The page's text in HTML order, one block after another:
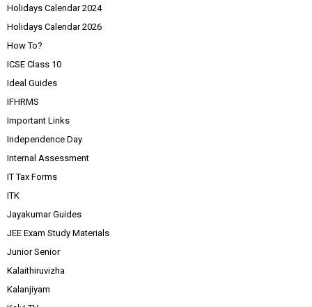
Holidays Calendar 2024
Holidays Calendar 2026
How To?
ICSE Class 10
Ideal Guides
IFHRMS
Important Links
Independence Day
Internal Assessment
IT Tax Forms
ITK
Jayakumar Guides
JEE Exam Study Materials
Junior Senior
Kalaithiruvizha
Kalanjiyam